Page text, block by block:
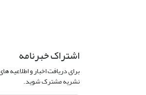
اشتراک خبرنامه
برای دریافت اخبار و اطلاعیه
نشریه مشترک شوید.